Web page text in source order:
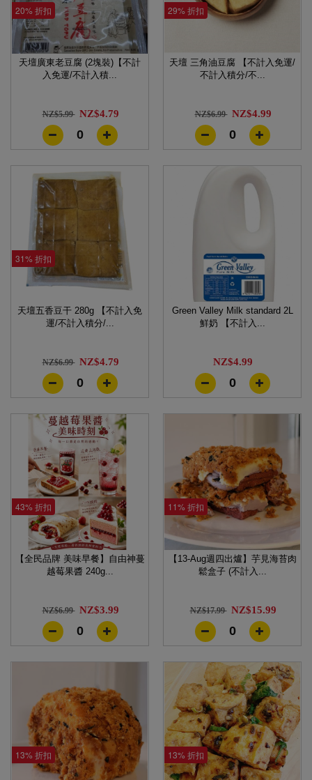
20% 折扣
天壇廣東老豆腐 (2塊裝)【不計
入免運/不計入積...
NZ$5.99 NZ$4.79
0
29% 折扣
天壇 三角油豆腐 【不計入免運/
不計入積分/不...
NZ$6.99 NZ$4.99
0
31% 折扣
天壇五香豆干 280g 【不計入免
運/不計入積分/...
NZ$6.99 NZ$4.79
0
Green Valley Milk standard 2L
鮮奶 【不計入...
NZ$4.99
0
43% 折扣
【全民品牌 美味早餐】自由神蔓
越莓果醬 240g...
NZ$6.99 NZ$3.99
0
11% 折扣
【13-Aug週四出爐】芋見海苔肉
鬆盒子 (不計入...
NZ$17.99 NZ$15.99
0
13% 折扣 13% 折扣